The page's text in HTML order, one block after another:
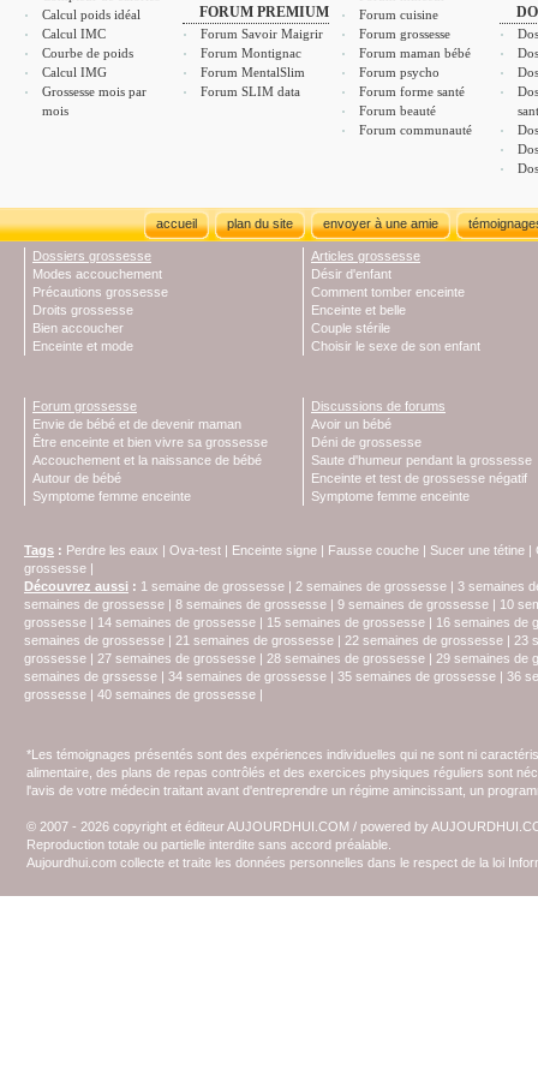
Calcul poids idéal
Calcul IMC
Courbe de poids
Calcul IMG
Grossesse mois par
mois
FORUM PREMIUM
Forum Savoir Maigrir
Forum Montignac
Forum MentalSlim
Forum SLIM data
Forum cuisine
Forum grossesse
Forum maman bébé
Forum psycho
Forum forme santé
Forum beauté
Forum communauté
accueil plan du site envoyer à une amie
Dossiers grossesse
Modes accouchement
Précautions grossesse
Droits grossesse
Bien accoucher
Enceinte et mode
Articles grossesse
Désir d'enfant
Comment tomber enceinte
Enceinte et belle
Couple stérile
Choisir le sexe de son enfant
Forum grossesse
Envie de bébé et de devenir maman
Être enceinte et bien vivre sa grossesse
Accouchement et la naissance de bébé
Autour de bébé
Symptome femme enceinte
Discussions de forums
Avoir un bébé
Déni de grossesse
Saute d'humeur pendant la grossesse
Enceinte et test de grossesse négatif
Symptome femme enceinte
Tags : Perdre les eaux | Ova-test | Enceinte signe | Fausse couche | Sucer une tétine |
grossesse |
Découvrez aussi : 1 semaine de grossesse | 2 semaines de grossesse | 3 semaines
semaines de grossesse | 8 semaines de grossesse | 9 semaines de grossesse | 10
grossesse | 14 semaines de grossesse | 15 semaines de grossesse | 16 semaines de
semaines de grossesse | 21 semaines de grossesse | 22 semaines de grossesse | 23
grossesse | 27 semaines de grossesse | 28 semaines de grossesse | 29 semaines de
semaines de grssesse | 34 semaines de grossesse | 35 semaines de grossesse | 36
grossesse | 40 semaines de grossesse |
*Les témoignages présentés sont des expériences individuelles qui ne sont ni
alimentaire, des plans de repas contrôlés et des exercices physiques réguliers sont
l'avis de votre médecin traitant avant d'entreprendre un régime amincissant, un
© 2007 - 2026 copyright et éditeur AUJOURDHUI.COM / powered by
Reproduction totale ou partielle interdite sans accord préalable.
Aujourdhui.com collecte et traite les données personnelles dans le respect de la loi